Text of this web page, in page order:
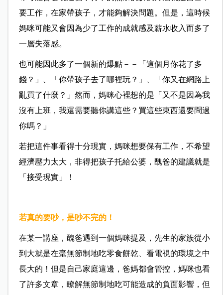
要工作，在家帶孩子，才能夠解決問題。但是，這時候
媽咪可能又會因為少了工作的成就感及薪水收入而多了
一層失落感。
也可能因此多了一個新的爆點－－「這個月你花了多
錢？」、「你帶孩子去了哪裡玩？」、「你又在網路上
亂買了什麼？」然而，媽咪心裡想的是「又不是因為我
沒有上班，我還需要聽你講這些？買這些東西還要問過
你嗎？」
若把這件事看得十分現實，媽咪想要保有工作，不希望
經濟壓力太大，非得把孩子托給公婆，醜爸的建議就是
「接受現實」！
若真的要吵，是吵不完的！
在某一講座，醜爸遇到一個媽咪提及，先生的家族從小
到大就是在毫無節制地吃零食餅乾、看電視的環境之中
長大的！但是自己家庭這邊，爸媽都會管控，媽咪也看
了許多文章，瞭解無節制地吃可能造成的負面影響，但